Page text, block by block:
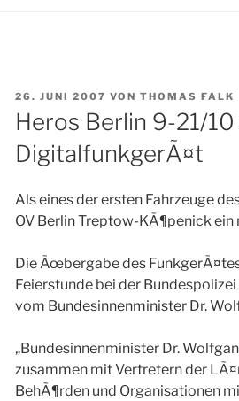
VERÖFFENTLICHT
AM
26. JUNI 2007 VON THOMAS FALK
Heros Berlin 9-21/
DigitalfunkgerÃ¤t
Als eines der ersten Fahrzeuge
OV Berlin Treptow-KÃ¶penick
Die Ãœbergabe des
Feierstunde bei der
vom Bundesinnenminister Dr.
„Bundesinnenminister Dr.
zusammen mit Vertretern der
BehÃ¶rden und Organisationen